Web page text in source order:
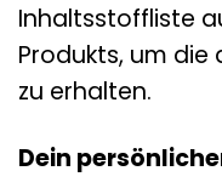
Inhaltsstoffliste
Produkts, um
zu erhalten.
Dein